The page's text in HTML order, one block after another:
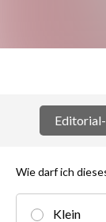
Wie darf ich
Klein